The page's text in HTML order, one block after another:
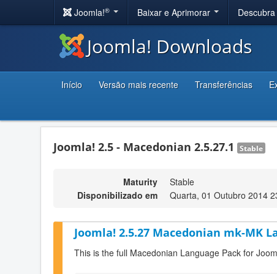
Joomla!® Baixar e Aprimorar
Joomla! Downloads
Início Versão mais recente Transferências
Joomla! 2.5 - Macedonian 2.5.27.1 Stable
Maturity
Stable
Disponibilizado em
Quarta, 01 Outubro 2014
Joomla! 2.5.27 Macedonian mk-MK
This is the full Macedonian Language Pack for